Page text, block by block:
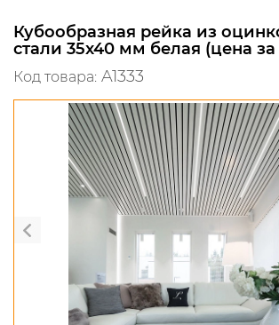
Кубообразная рейка из
стали 35x40 мм белая (цена
Код товара: A1333